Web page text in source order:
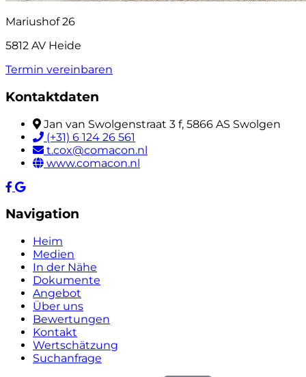
Mariushof 26
5812 AV Heide
Termin vereinbaren
Kontaktdaten
Jan van Swolgenstraat 3 f, 5866 AS Swolgen
(+31) 6 124 26 561
t.cox@comacon.nl
www.comacon.nl
Navigation
Heim
Medien
In der Nähe
Dokumente
Angebot
Über uns
Bewertungen
Kontakt
Wertschätzung
Suchanfrage